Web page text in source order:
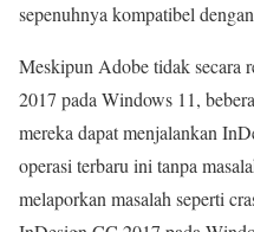
sepenuhnya kompatibel
Meskipun Adobe tidak secara
2017 pada Windows 11,
mereka dapat menjalankan
operasi terbaru ini tanpa
melaporkan masalah seperti